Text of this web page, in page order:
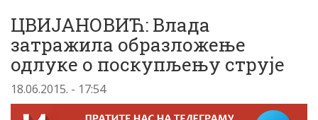
ЦВИЈАНОВИЋ: Влада
затражила образложење
одлуке о поскупљењу струје
18.06.2015. - 17:54